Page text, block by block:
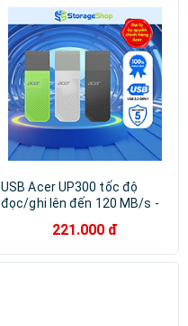
USB Acer UP300 tốc độ
đọc/ghi lên đến 120 MB/s -
năm - Thiết bị lưu trữ dung
lượng 8GB - 1TB
221.000 đ